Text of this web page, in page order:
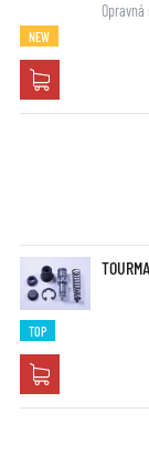
NEW
TOP